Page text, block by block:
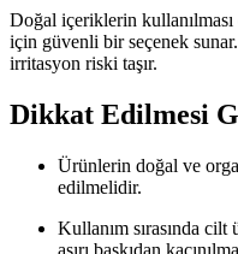
Doğal içeriklerin
için güvenli bir seçenek
irritasyon riski taşır.
Dikkat Edilmesi
Ürünlerin doğal ve
edilmelidir.
Kullanım sırasında cilt